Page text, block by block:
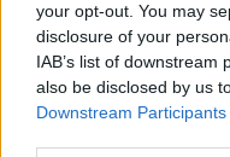
your opt-out. You may
disclosure of your
IAB’s list of
also be disclosed by us
Downstream Participants